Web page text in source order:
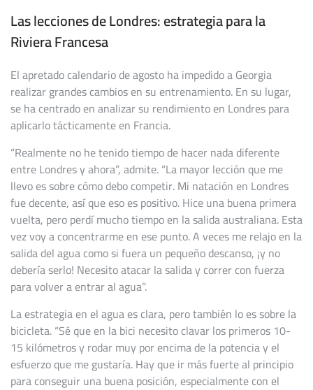
Las lecciones de Londres: estrategia para la
Riviera Francesa
El apretado calendario de agosto ha impedido a Georgia
realizar grandes cambios en su entrenamiento. En su lugar,
se ha centrado en analizar su rendimiento en Londres para
aplicarlo tácticamente en Francia.
“Realmente no he tenido tiempo de hacer nada diferente
entre Londres y ahora”, admite. “La mayor lección que me
llevo es sobre cómo debo competir. Mi natación en Londres
fue decente, así que eso es positivo. Hice una buena primera
vuelta, pero perdí mucho tiempo en la salida australiana. Esta
vez voy a concentrarme en ese punto. A veces me relajo en la
salida del agua como si fuera un pequeño descanso, ¡y no
debería serlo! Necesito atacar la salida y correr con fuerza
para volver a entrar al agua”.
La estrategia en el agua es clara, pero también lo es sobre la
bicicleta. “Sé que en la bici necesito clavar los primeros 10-
15 kilómetros y rodar muy por encima de la potencia y el
esfuerzo que me gustaría. Hay que ir más fuerte al principio
para conseguir una buena posición, especialmente con el